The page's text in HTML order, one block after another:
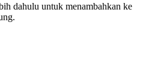
dahulu untuk menambahkan ke